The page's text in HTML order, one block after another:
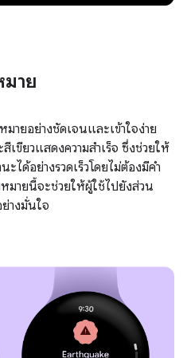
มาย
ายอย่างชัดเจนและเข้าใจง่าย
ขียวแสดงความสําเร็จ ซึ่งช่วยให้
ะได้อย่างรวดเร็วโดยไม่ต้องมีคำ
หมายนี้จะช่วยให้ผู้ใช้ไปยังส่วน
างมั่นใจ